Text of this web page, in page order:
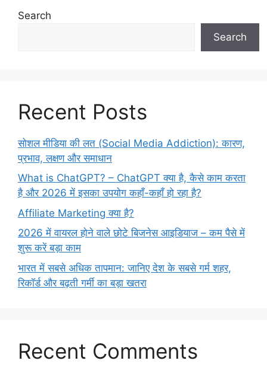
Search
Search
Recent Posts
सोशल मीडिया की लत (Social Media Addiction): कारण,
प्रभाव, लक्षण और समाधान
What is ChatGPT? – ChatGPT क्या है, कैसे काम करता
है और 2026 में इसका उपयोग कहाँ-कहाँ हो रहा है?
Affiliate Marketing क्या है?
2026 में वायरल होने वाले छोटे बिजनेस आइडियाज – कम पैसे में
शुरू करें बड़ा काम
भारत में सबसे अधिक तापमान: जानिए देश के सबसे गर्म शहर,
रिकॉर्ड और बढ़ती गर्मी का बड़ा खतरा
Recent Comments